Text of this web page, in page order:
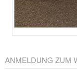
ANMELDUNG ZUM